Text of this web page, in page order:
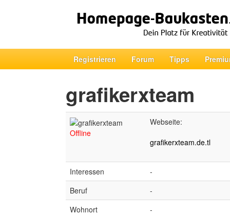
Registrieren Forum Tipps
grafikerxteam
Offline
Webseite:
grafikerxteam.de.tl
Interessen
-
Beruf
-
Wohnort
-